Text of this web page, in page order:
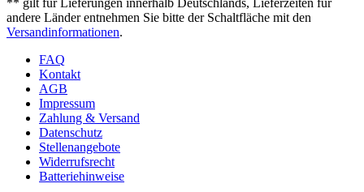
** gilt für Lieferungen innerhalb Deutschlands, Lieferzeiten für
andere Länder entnehmen Sie bitte der Schaltfläche mit den
Versandinformationen.
FAQ
Kontakt
AGB
Impressum
Zahlung & Versand
Datenschutz
Stellenangebote
Widerrufsrecht
Batteriehinweise